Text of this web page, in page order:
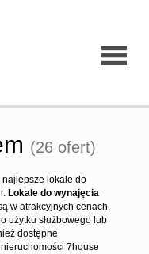
Strona
O firmie
(26 ofert)
najlepsze lokale do
Lokale do wynajęcia
w atrakcyjnych cenach.
użytku służbowego lub
dostępne
7house